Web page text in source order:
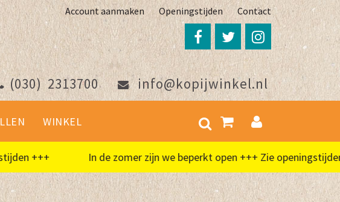
Account aanmaken Openingstijden Contact
(030) 2313700 info@kopijwinkel.nl
WINKEL
+++ In de zomer zijn we beperkt open +++ Zie openingstijden